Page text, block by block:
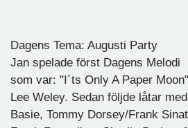
Dagens Tema: Augusti Party
Jan spelade först Dagens Melodi
som var: "I´ts Only A Paper
Lee Weley. Sedan följde låtar
Basie, Tommy Dorsey/Frank